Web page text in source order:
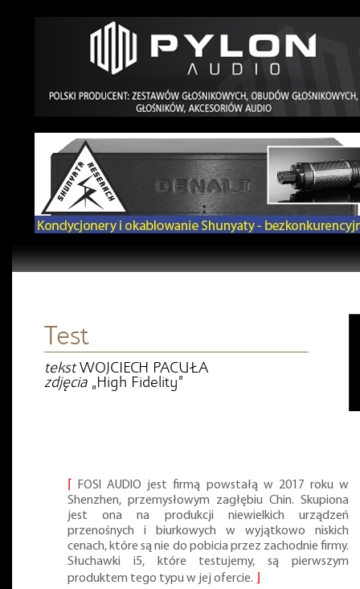
Test
tekstWOJCIECH PACUŁA
zdjęcia „High Fidelity”
FOSI AUDIO jest firmą powstałą w 2017 roku w
Shenzhen, przemysłowym zagłębiu Chin. Skupiona
jest ona na produkcji niewielkich urządzeń
przenośnych i biurkowych w wyjątkowo niskich
cenach, które są nie do pobicia przez zachodnie firmy.
Słuchawki i5, które testujemy, są pierwszym
produktem tego typu w jej ofercie.